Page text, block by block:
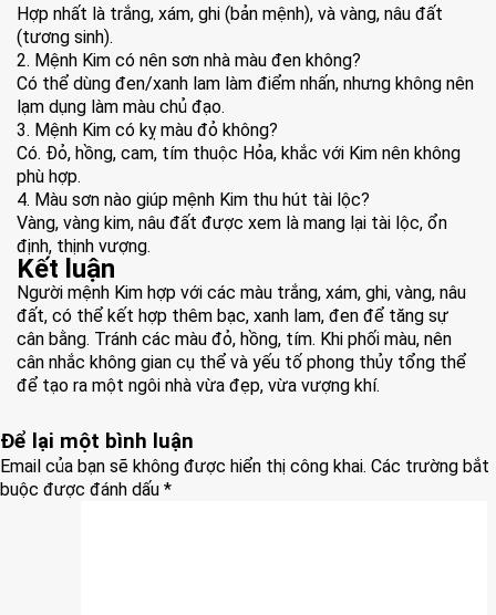
Hợp nhất là trắng, xám, ghi (bản mệnh), và vàng, nâu đất
(tương sinh).
2. Mệnh Kim có nên sơn nhà màu đen không?
Có thể dùng đen/xanh lam làm điểm nhấn, nhưng không nên
lạm dụng làm màu chủ đạo.
3. Mệnh Kim có kỵ màu đỏ không?
Có. Đỏ, hồng, cam, tím thuộc Hỏa, khắc với Kim nên không
phù hợp.
4. Màu sơn nào giúp mệnh Kim thu hút tài lộc?
Vàng, vàng kim, nâu đất được xem là mang lại tài lộc, ổn
định, thịnh vượng.
Kết luận
Người mệnh Kim hợp với các màu trắng, xám, ghi, vàng, nâu
đất, có thể kết hợp thêm bạc, xanh lam, đen để tăng sự
cân bằng. Tránh các màu đỏ, hồng, tím. Khi phối màu, nên
cân nhắc không gian cụ thể và yếu tố phong thủy tổng thể
để tạo ra một ngôi nhà vừa đẹp, vừa vượng khí.
Để lại một bình luận
Email của bạn sẽ không được hiển thị công khai. Các trường bắt
buộc được đánh dấu *